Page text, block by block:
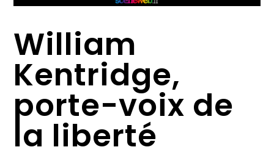
William
Kentridge,
porte-voix de
la liberté